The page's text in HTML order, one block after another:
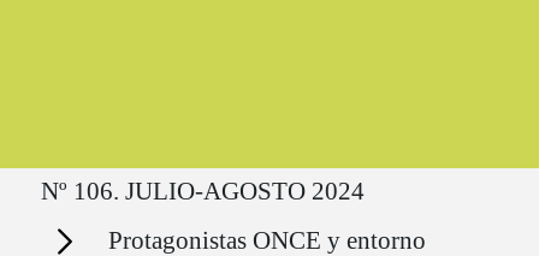
Ruta del sitio
Nº 106. JULIO-AGOSTO 2024
Secciones Protagonistas ONCE y entorno